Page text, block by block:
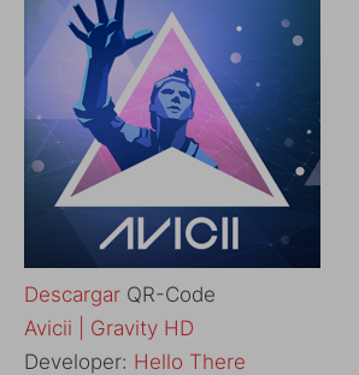
Descargar QR-Code
‎Avicii | Gravity HD
Developer: Hello There